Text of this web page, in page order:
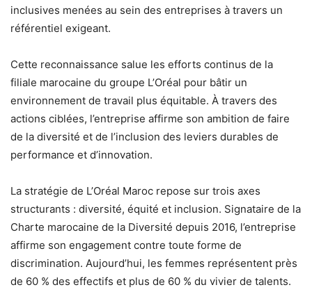
inclusives menées au sein des entreprises à travers un
référentiel exigeant.
Cette reconnaissance salue les efforts continus de la
filiale marocaine du groupe L’Oréal pour bâtir un
environnement de travail plus équitable. À travers des
actions ciblées, l’entreprise affirme son ambition de faire
de la diversité et de l’inclusion des leviers durables de
performance et d’innovation.
La stratégie de L’Oréal Maroc repose sur trois axes
structurants : diversité, équité et inclusion. Signataire de la
Charte marocaine de la Diversité depuis 2016, l’entreprise
affirme son engagement contre toute forme de
discrimination. Aujourd’hui, les femmes représentent près
de 60 % des effectifs et plus de 60 % du vivier de talents.